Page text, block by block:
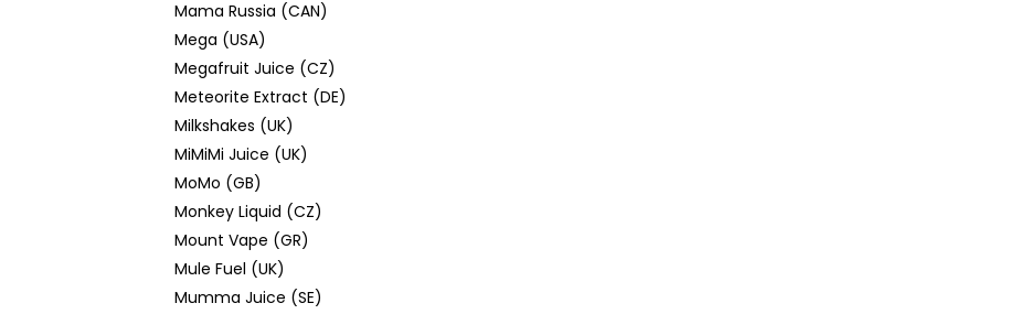
Mama Russia (CAN)
Mega (USA)
Megafruit Juice (CZ)
Meteorite Extract (DE)
Milkshakes (UK)
MiMiMi Juice (UK)
MoMo (GB)
Monkey Liquid (CZ)
Mount Vape (GR)
Mule Fuel (UK)
Mumma Juice (SE)